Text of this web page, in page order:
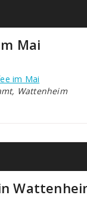
Mai
im Mai
Wattenheim